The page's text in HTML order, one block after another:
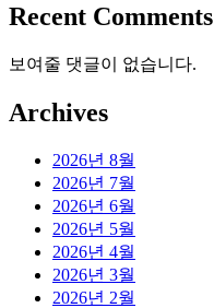
Recent Comments
보여줄 댓글이 없습니다.
Archives
2026년 8월
2026년 7월
2026년 6월
2026년 5월
2026년 4월
2026년 3월
2026년 2월